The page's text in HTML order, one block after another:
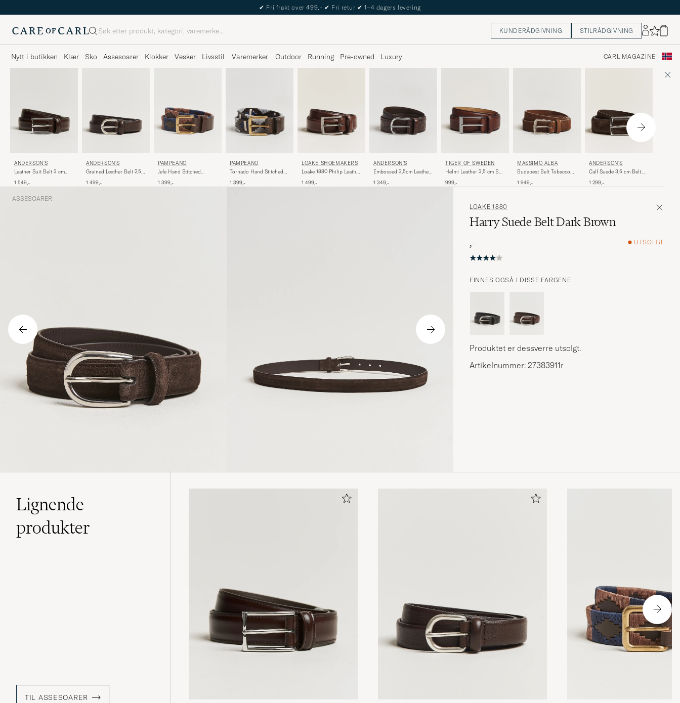
The Care of Carl Passport
Søk KUNDERÅDGIVNING STILRÅDGIVNING
Nytt i butikken Klær Sko Assesoarer Klokker Vesker Livsstil Varemerker Outdoor Running Pre-owned Luxury CARL MAGAZINE
ANDERSON'S
Leather Suit Belt 3 cm
1 549,-
ANDERSON'S
Grained Leather Belt 2,5
1 499,-
PAMPEANO
Jefe Hand Stitched
3,5cm Brown/Blue
1 399,-
PAMPEANO
Tornado Hand Stitched
3,5cm Brown
1 399,-
LOAKE SHOEMAKERS
Loake 1880 Philip Leather
1 499,-
ANDERSON'S
Embossed 3,5cm Leather
1 349,-
TIGER OF SWEDEN
Helmi Leather 3,5 cm Belt
999,-
MASSIMO ALBA
Budapest Belt Tobacco
1 949,-
ANDERSON'S
Calf Suede 3,5 cm Belt
1 299,-
ASSESOARER
LOAKE 1880
Harry Suede Belt Dark Brown
,-
UTSOLGT
FINNES OGSÅ I DISSE FARGENE
Produktet er dessverre utsolgt.
Artikelnummer: 27383911r
Lignende
produkter
TIL ASSESOARER